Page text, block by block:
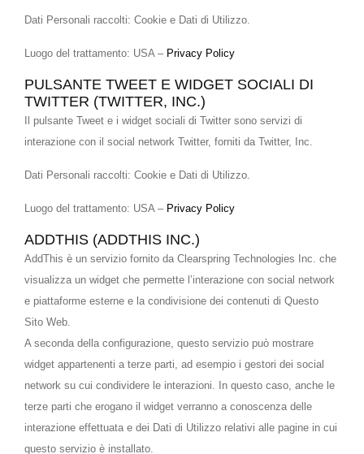
Dati Personali raccolti: Cookie e Dati di Utilizzo.
Luogo del trattamento: USA – Privacy Policy
PULSANTE TWEET E WIDGET SOCIALI DI
TWITTER (TWITTER, INC.)
Il pulsante Tweet e i widget sociali di Twitter sono servizi di
interazione con il social network Twitter, forniti da Twitter, Inc.
Dati Personali raccolti: Cookie e Dati di Utilizzo.
Luogo del trattamento: USA – Privacy Policy
ADDTHIS (ADDTHIS INC.)
AddThis è un servizio fornito da Clearspring Technologies Inc. che
visualizza un widget che permette l’interazione con social network
e piattaforme esterne e la condivisione dei contenuti di Questo
Sito Web.
A seconda della configurazione, questo servizio può mostrare
widget appartenenti a terze parti, ad esempio i gestori dei social
network su cui condividere le interazioni. In questo caso, anche le
terze parti che erogano il widget verranno a conoscenza delle
interazione effettuata e dei Dati di Utilizzo relativi alle pagine in cui
questo servizio è installato.